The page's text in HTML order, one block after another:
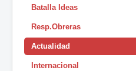
Batalla Ideas
Resp.Obreras
Actualidad
Internacional